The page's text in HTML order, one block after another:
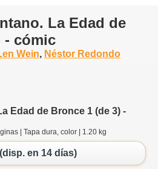
La Edad de
- cómic
Wein, Néstor Redondo
Edad de Bronce 1 (de 3) -
| Tapa dura, color | 1.20 kg
en 14 días)